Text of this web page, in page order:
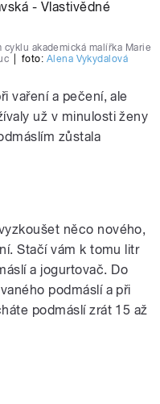
akademická malířka Marie
foto: Alena Vykydalová
vaření a pečení, ale
už v minulosti ženy
zůstala
něco nového,
Stačí vám k tomu litr
a jogurtovač. Do
podmáslí a při
podmáslí zrát 15 až